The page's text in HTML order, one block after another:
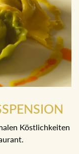
Köstlichkeiten